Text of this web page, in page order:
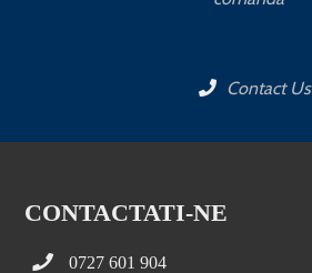
Contact Us
CONTACTATI-NE
0727 601 904